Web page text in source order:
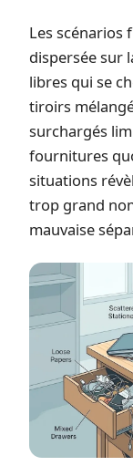
Les scénarios
dispersée sur
libres qui se
tiroirs
surchargés
fournitures
situations
trop grand
mauvaise